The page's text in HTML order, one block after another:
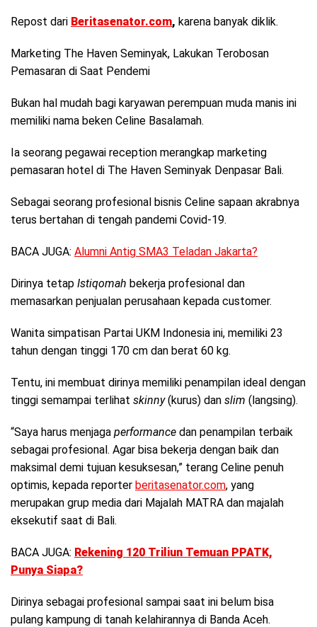
Repost dari Beritasenator.com, karena banyak diklik.
Marketing The Haven Seminyak, Lakukan Terobosan
Pemasaran di Saat Pendemi
Bukan hal mudah bagi karyawan perempuan muda manis ini
memiliki nama beken Celine Basalamah.
Ia seorang pegawai reception merangkap marketing
pemasaran hotel di The Haven Seminyak Denpasar Bali.
Sebagai seorang profesional bisnis Celine sapaan akrabnya
terus bertahan di tengah pandemi Covid-19.
BACA JUGA: Alumni Antig SMA3 Teladan Jakarta?
Dirinya tetap Istiqomah bekerja profesional dan
memasarkan penjualan perusahaan kepada customer.
Wanita simpatisan Partai UKM Indonesia ini, memiliki 23
tahun dengan tinggi 170 cm dan berat 60 kg.
Tentu, ini membuat dirinya memiliki penampilan ideal dengan
tinggi semampai terlihat skinny(kurus) dan slim (langsing).
“Saya harus menjaga performance dan penampilan terbaik
sebagai profesional. Agar bisa bekerja dengan baik dan
maksimal demi tujuan kesuksesan,” terang Celine penuh
optimis, kepada reporter beritasenator.com, yang
merupakan grup media dari Majalah MATRA dan majalah
eksekutif saat di Bali.
BACA JUGA: Rekening 120 Triliun Temuan PPATK,
Punya Siapa?
Dirinya sebagai profesional sampai saat ini belum bisa
pulang kampung di tanah kelahirannya di Banda Aceh.